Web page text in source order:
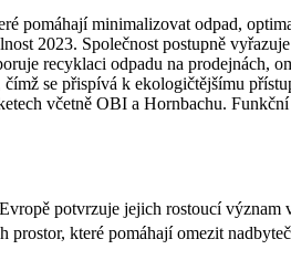
pomáhají minimalizovat odpad,
2023. Společnost postupně
recyklaci odpadu na prodejnách,
se přispívá k ekologičtějšímu
včetně OBI a Hornbachu.
potvrzuje jejich rostoucí
prostor, které pomáhají omezit